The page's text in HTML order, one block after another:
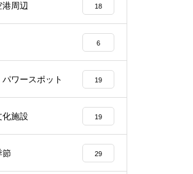
周辺 18
6
ワースポット 19
化施設 19
節 29